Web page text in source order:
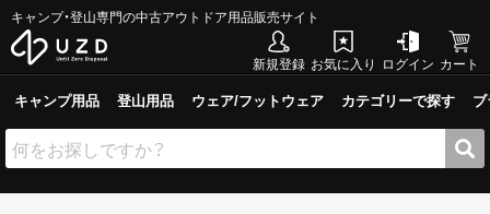
キャンプ・登山専門の中古アウトドア用品販売サイト
新規登録 お気に入り ログイン カート
キャンプ用品 登山用品 ウェア/フットウェア カテゴリーで探す